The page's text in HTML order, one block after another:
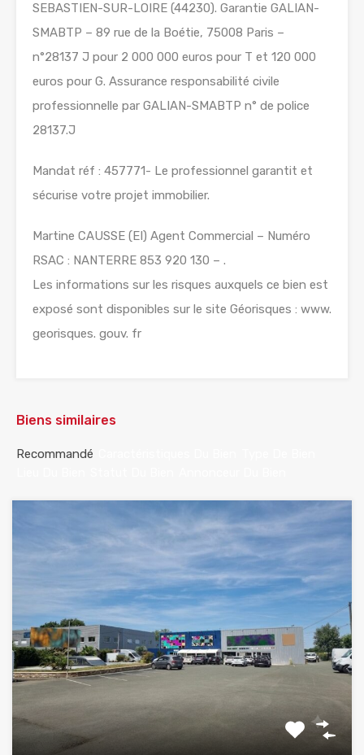
SEBASTIEN-SUR-LOIRE (44230). Garantie GALIAN-
SMABTP – 89 rue de la Boétie, 75008 Paris –
n°28137 J pour 2 000 000 euros pour T et 120 000
euros pour G. Assurance responsabilité civile
professionnelle par GALIAN-SMABTP n° de police
28137.J
Mandat réf : 457771- Le professionnel garantit et
sécurise votre projet immobilier.
Martine CAUSSE (EI) Agent Commercial – Numéro
RSAC : NANTERRE 853 920 130 – .
Les informations sur les risques auxquels ce bien est
exposé sont disponibles sur le site Géorisques : www.
georisques. gouv. fr
Biens similaires
Recommandé